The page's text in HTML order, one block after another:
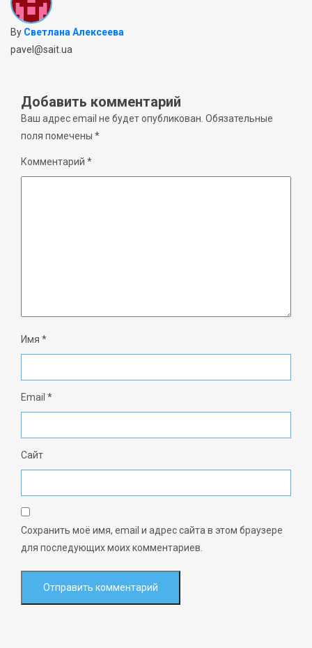
By Светлана Алексеева
pavel@sait.ua
Добавить комментарий
Ваш адрес email не будет опубликован. Обязательные
поля помечены *
Комментарий *
Имя *
Email *
Сайт
Сохранить моё имя, email и адрес сайта в этом браузере
для последующих моих комментариев.